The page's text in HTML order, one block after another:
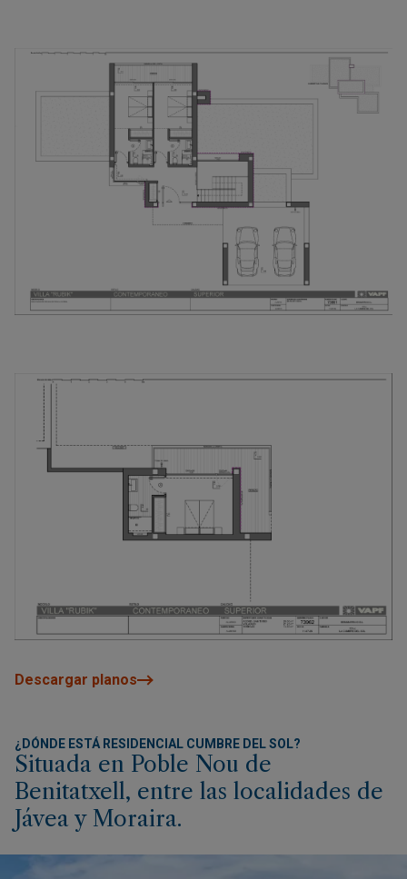
Descargar planos
¿DÓNDE ESTÁ RESIDENCIAL CUMBRE DEL SOL?
Situada en Poble Nou de
Benitatxell, entre las localidades de
Jávea y Moraira.